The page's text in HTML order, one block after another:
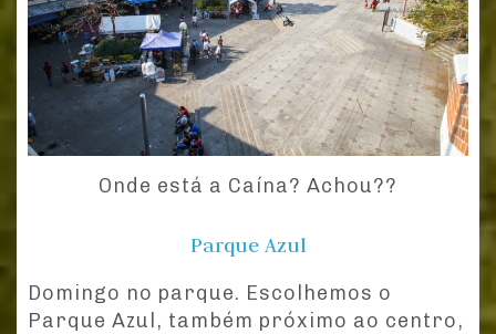
Onde está a Caína? Achou??
Parque Azul
Domingo no parque. Escolhemos o
Parque Azul, também próximo ao centro,